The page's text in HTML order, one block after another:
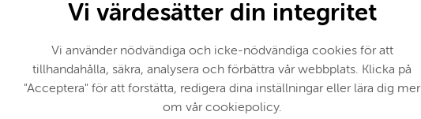
Vi värdesätter din integritet
Vi använder nödvändiga och icke-nödvändiga cookies för att
tillhandahålla, säkra, analysera och förbättra vår webbplats. Klicka på
"Acceptera" för att forstätta, redigera dina inställningar eller lära dig mer
om vår cookiepolicy.